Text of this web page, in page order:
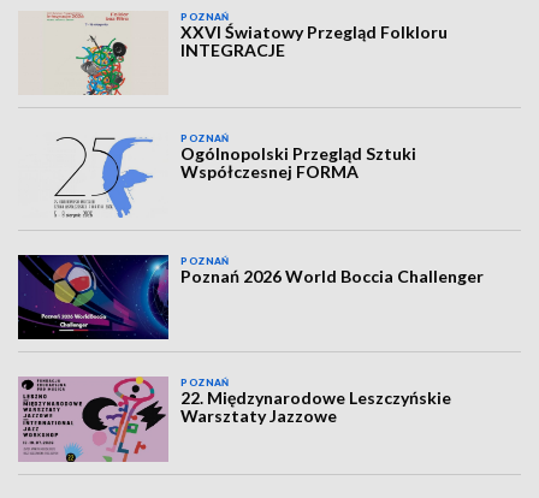
POZNAŃ
XXVI Światowy Przegląd Folkloru
INTEGRACJE
POZNAŃ
Ogólnopolski Przegląd Sztuki
Współczesnej FORMA
POZNAŃ
Poznań 2026 World Boccia Challenger
POZNAŃ
22. Międzynarodowe Leszczyńskie
Warsztaty Jazzowe